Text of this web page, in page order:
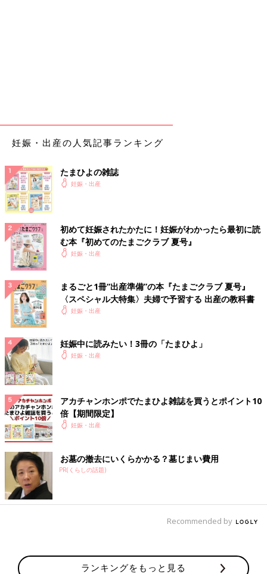
妊娠・出産の人気記事ランキング
たまひよの雑誌
妊娠・出産
初めて妊娠されたかたに！妊娠がわかったら最初に読
む本『初めてのたまごクラブ 夏号』
妊娠・出産
まるごと1冊“出産準備”の本『たまごクラブ 夏号』
〈スペシャル大特集〉夫婦で予習する 出産の教科書
妊娠・出産
妊娠中に読みたい！3冊の「たまひよ」
妊娠・出産
アカチャンホンポでたまひよ雑誌を買うとポイント10
倍【期間限定】
妊娠・出産
お墓の撤去にいくらかかる？墓じまい費用
PR(くらしの話題)
Recommended by
ランキングをもっと見る